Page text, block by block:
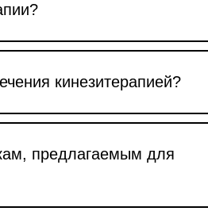
кинезитерапией?
предлагаемым для